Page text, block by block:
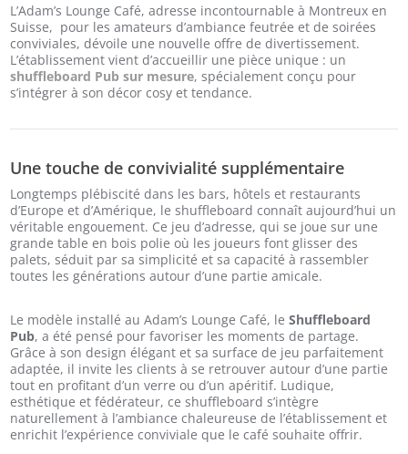
L’Adam’s Lounge Café, adresse incontournable à Montreux en
Suisse, pour les amateurs d’ambiance feutrée et de soirées
conviviales, dévoile une nouvelle offre de divertissement.
L’établissement vient d’accueillir une pièce unique : un
shuffleboard Pub sur mesure, spécialement conçu pour
s’intégrer à son décor cosy et tendance.
Une touche de convivialité supplémentaire
Longtemps plébiscité dans les bars, hôtels et restaurants
d’Europe et d’Amérique, le shuffleboard connaît aujourd’hui un
véritable engouement. Ce jeu d’adresse, qui se joue sur une
grande table en bois polie où les joueurs font glisser des
palets, séduit par sa simplicité et sa capacité à rassembler
toutes les générations autour d’une partie amicale.
Le modèle installé au Adam’s Lounge Café, leShuffleboard
Pub, a été pensé pour favoriser les moments de partage.
Grâce à son design élégant et sa surface de jeu parfaitement
adaptée, il invite les clients à se retrouver autour d’une partie
tout en profitant d’un verre ou d’un apéritif. Ludique,
esthétique et fédérateur, ce shuffleboard s’intègre
naturellement à l’ambiance chaleureuse de l’établissement et
enrichit l’expérience conviviale que le café souhaite offrir.